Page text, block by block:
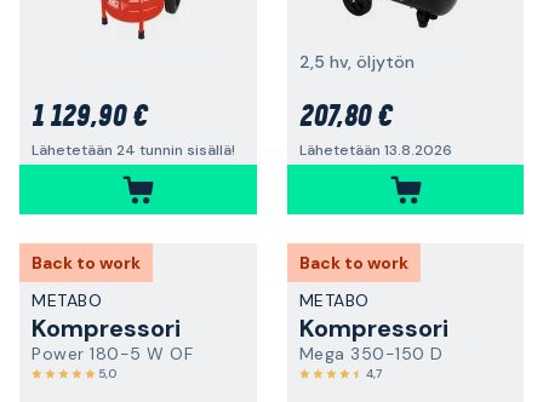
1 129,90 €
Lähetetään 24 tunnin sisällä!
2,5 hv, öljytön
207,80 €
Lähetetään 13.8.2026
Back to work
METABO
Kompressori
Power 180-5 W OF
5,0
Back to work
METABO
Kompressori
Mega 350-150 D
4,7